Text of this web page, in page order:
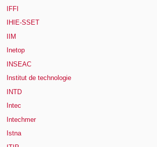
IFFI
IHIE-SSET
IIM
Inetop
INSEAC
Institut de technologie
INTD
Intec
Intechmer
Istna